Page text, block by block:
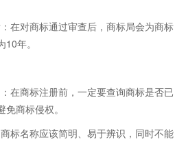
在对商标通过审查后，商标局会为商标
年。
在商标注册前，一定要查询商标是否已
商标侵权。
标名称应该简明、易于辨识，同时不能